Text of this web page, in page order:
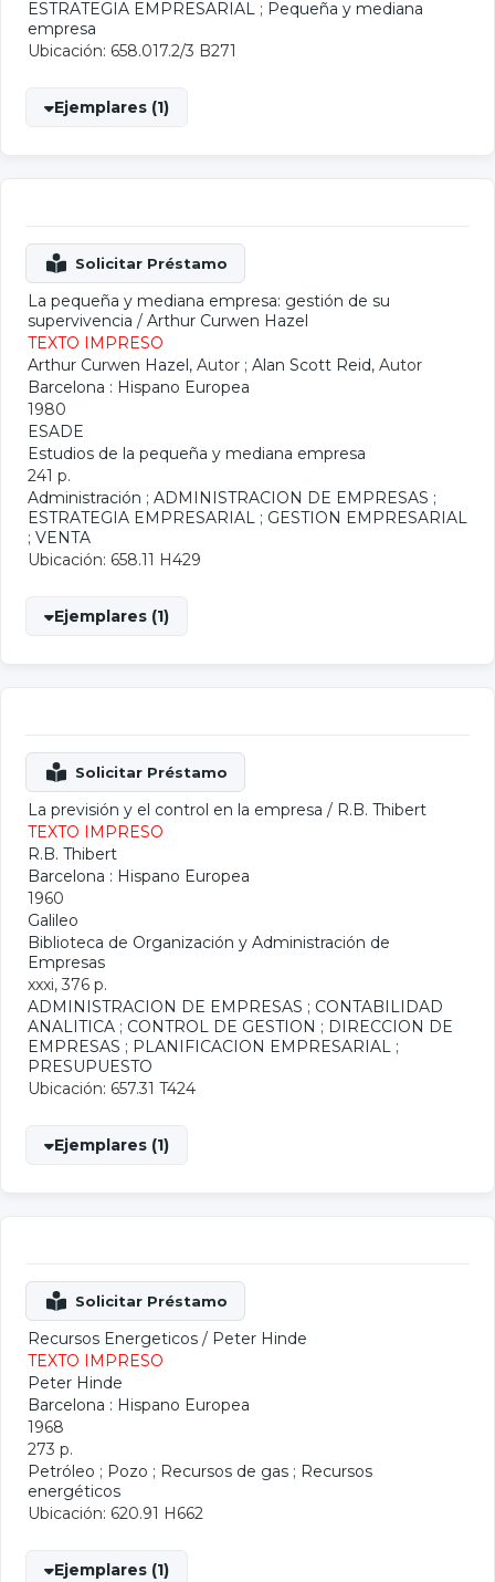
ESTRATEGIA EMPRESARIAL ; Pequeña y mediana
empresa
Ubicación: 658.017.2/3 B271
Ejemplares (1)
La pequeña y mediana empresa: gestión de su
supervivencia / Arthur Curwen Hazel
TEXTO IMPRESO
Arthur Curwen Hazel, Autor ; Alan Scott Reid, Autor
Barcelona : Hispano Europea
1980
ESADE
Estudios de la pequeña y mediana empresa
241 p.
Administración ; ADMINISTRACION DE EMPRESAS ;
ESTRATEGIA EMPRESARIAL ; GESTION EMPRESARIAL
; VENTA
Ubicación: 658.11 H429
Ejemplares (1)
La previsión y el control en la empresa / R.B. Thibert
TEXTO IMPRESO
R.B. Thibert
Barcelona : Hispano Europea
1960
Galileo
Biblioteca de Organización y Administración de
Empresas
xxxi, 376 p.
ADMINISTRACION DE EMPRESAS ; CONTABILIDAD
ANALITICA ; CONTROL DE GESTION ; DIRECCION DE
EMPRESAS ; PLANIFICACION EMPRESARIAL ;
PRESUPUESTO
Ubicación: 657.31 T424
Ejemplares (1)
Recursos Energeticos / Peter Hinde
TEXTO IMPRESO
Peter Hinde
Barcelona : Hispano Europea
1968
273 p.
Petróleo ; Pozo ; Recursos de gas ; Recursos
energéticos
Ubicación: 620.91 H662
Ejemplares (1)